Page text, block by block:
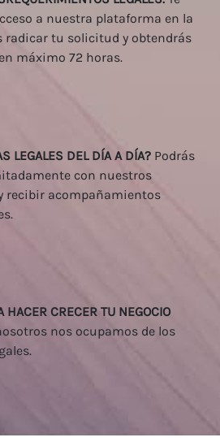
a nuestra plataforma en la
radicar tu solicitud y obtendrás
máximo 72 horas.
LEGALES DEL DÍA A DÍA?Podrás
con nuestros
recibir acompañamientos
HACER CRECER TU NEGOCIO
nos ocupamos de los